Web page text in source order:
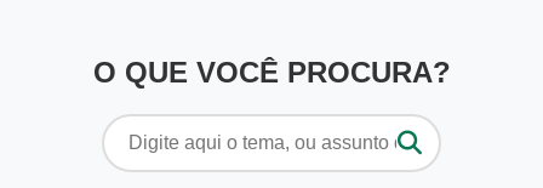
O QUE VOCÊ PROCURA?
Pesquisar
por: